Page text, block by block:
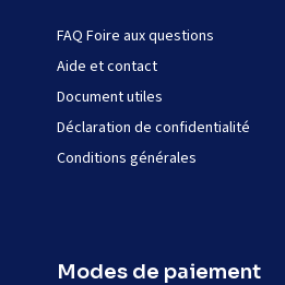
FAQ Foire aux questions
Aide et contact
Document utiles
Déclaration de confidentialité
Conditions générales
Modes de paiement